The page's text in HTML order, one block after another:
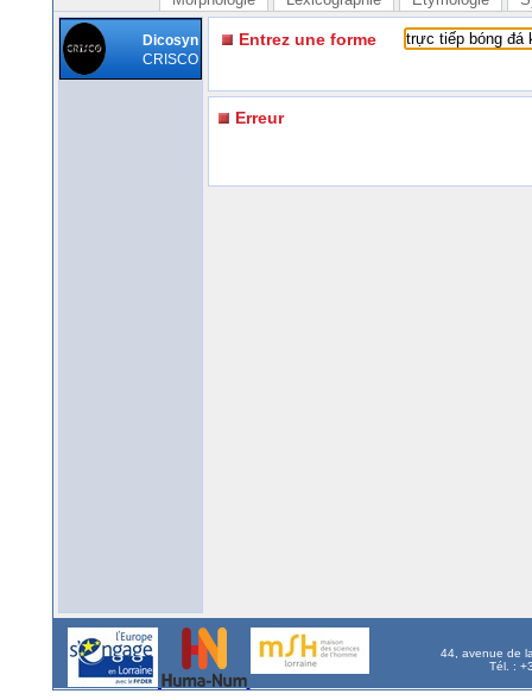
Dicosyn
CRISCO
Entrez une forme
Erreur
44, avenue de
Tél. :